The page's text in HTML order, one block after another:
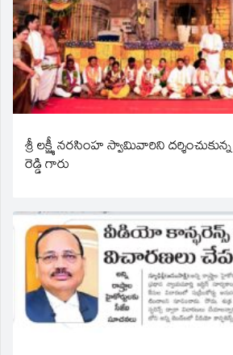
శ్రీ లక్ష్మీ నరసింహ స్వామివారిని
రెడ్డి గారు